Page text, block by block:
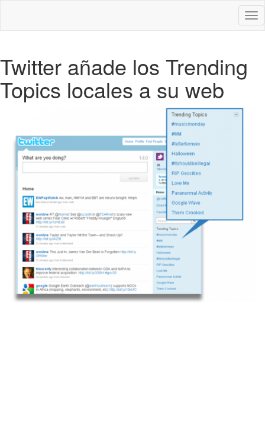
Twitter añade los Trending
Topics locales a su web